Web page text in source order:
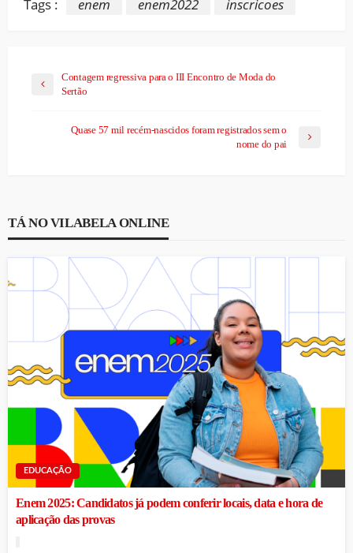
Tags : enem enem2022 inscricoes
Contagem regressiva para o III Encontro de Moda do
Sertão
Quase 57 mil recém-nascidos foram registrados sem o
nome do pai
TÁ NO VILABELA ONLINE
EDUCAÇÃO
Enem 2025: Candidatos já podem conferir locais, data e hora de
aplicação das provas